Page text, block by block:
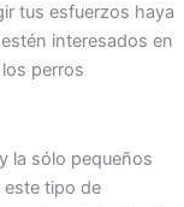
tus esfuerzos haya
interesados en
perros
la sólo pequeños
tipo de